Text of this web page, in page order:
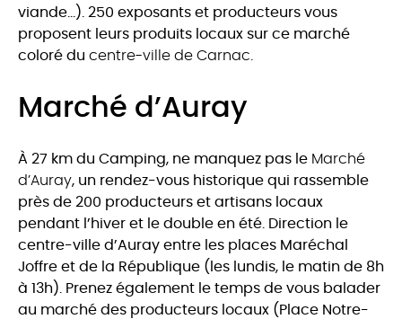
viande…). 250 exposants et producteurs vous
proposent leurs produits locaux sur ce marché
coloré du centre-ville de Carnac.
Marché d’Auray
À 27 km du Camping, ne manquez pas le Marché
d’Auray, un rendez-vous historique qui rassemble
près de 200 producteurs et artisans locaux
pendant l’hiver et le double en été. Direction le
centre-ville d’Auray entre les places Maréchal
Joffre et de la République (les lundis, le matin de 8h
à 13h). Prenez également le temps de vous balader
au marché des producteurs locaux (Place Notre-